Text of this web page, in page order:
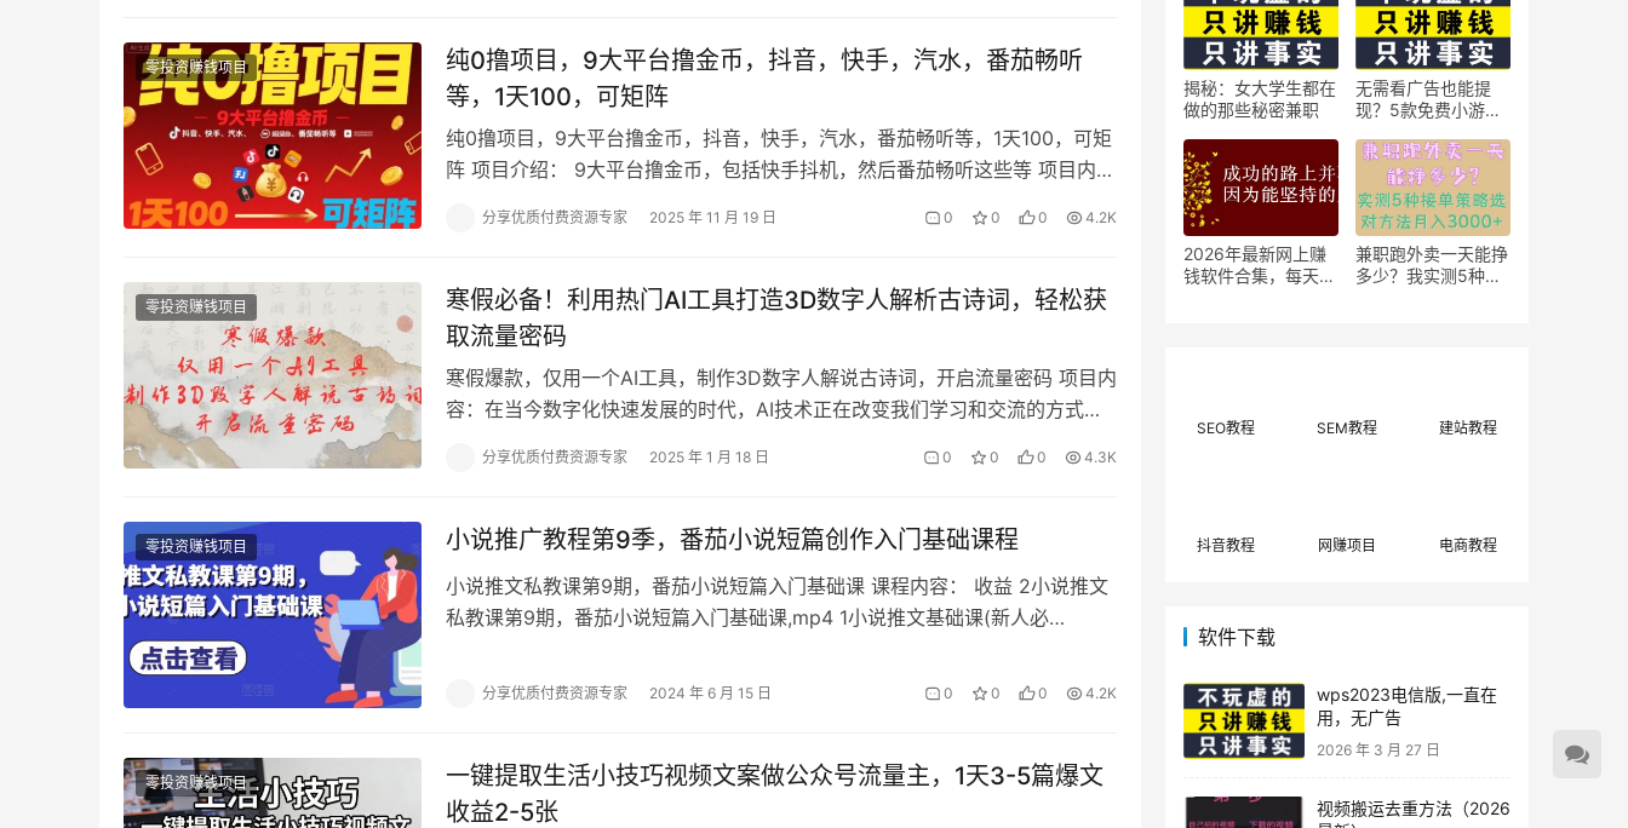
零投资赚钱项目
纯0撸项目，9大平台撸金币，抖音，快手，汽水，番茄畅听
等，1天100，可矩阵
纯0撸项目，9大平台撸金币，抖音，快手，汽水，番茄畅听等，1天100，可矩
阵 项目介绍： 9大平台撸金币，包括快手抖机，然后番茄畅听这些等 项目内
分享优质付费资源专家 2025 年 11 月 19 日 0 0 0 4.2K
零投资赚钱项目
寒假必备！利用热门AI工具打造3D数字人解析古诗词，轻松获
取流量密码
寒假爆款，仅用一个AI工具，制作3D数字人解说古诗词，开启流量密码 项目内
容：在当今数字化快速发展的时代，AI技术正在改变我们学习和交流的方式。
分享优质付费资源专家 2025 年 1 月 18 日 0 0 0 4.3K
零投资赚钱项目 小说推广教程第9季，番茄小说短篇创作入门基础课程
小说推文私教课第9期，番茄小说短篇入门基础课 课程内容： 收益 2小说推文
私教课第9期，番茄小说短篇入门基础课,mp4 1小说推文基础课(新人必
分享优质付费资源专家 2024 年 6 月 15 日 0 0 0 4.2K
零投资赚钱项目
一键提取生活小技巧视频文案做公众号流量主，1天3-5篇爆文
收益2-5张
揭秘：女大学生都在
做的那些秘密兼职
无需看广告也能提
现？5款免费小游戏
2026年最新网上赚
钱软件合集，每天免
兼职跑外卖一天能挣
多少？我实测5种接
SEO教程 SEM教程 建站教程
抖音教程 网赚项目 电商教程
软件下载
wps2023电信版,一直在
用，无广告
2026 年 3 月 27 日
视频搬运去重方法（2026